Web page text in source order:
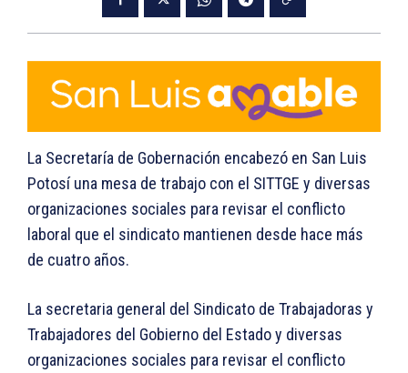
La Secretaría de Gobernación encabezó en San Luis
Potosí una mesa de trabajo con el SITTGE y diversas
organizaciones sociales para revisar el conflicto
laboral que el sindicato mantienen desde hace más
de cuatro años.
La secretaria general del Sindicato de Trabajadoras y
Trabajadores del Gobierno del Estado y diversas
organizaciones sociales para revisar el conflicto